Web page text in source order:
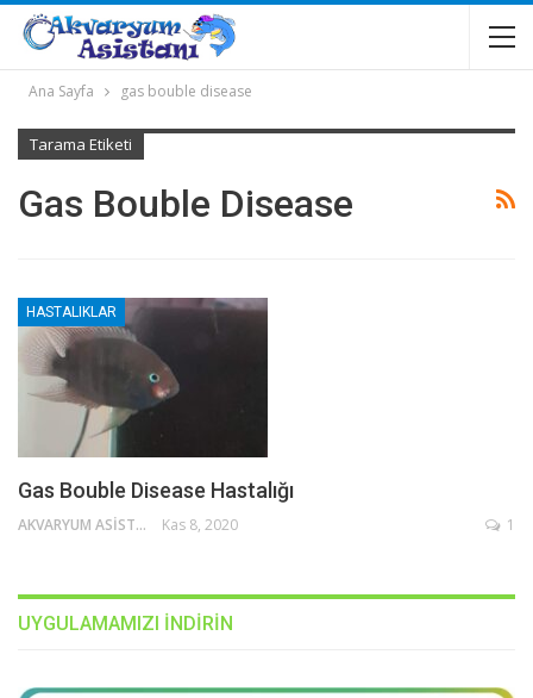
Ana Sayfa gas bouble disease
Tarama Etiketi
Gas Bouble Disease
HASTALIKLAR
Gas Bouble Disease Hastalığı
AKVARYUM ASISTANI Kas 8, 2020 1
UYGULAMAMIZI INDIRIN